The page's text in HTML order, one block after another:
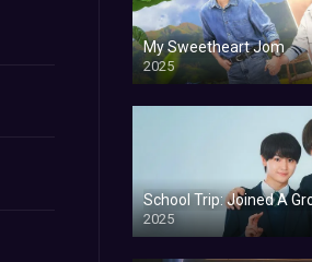
My Sweetheart Jom
2025
School Trip: Joined A
2025